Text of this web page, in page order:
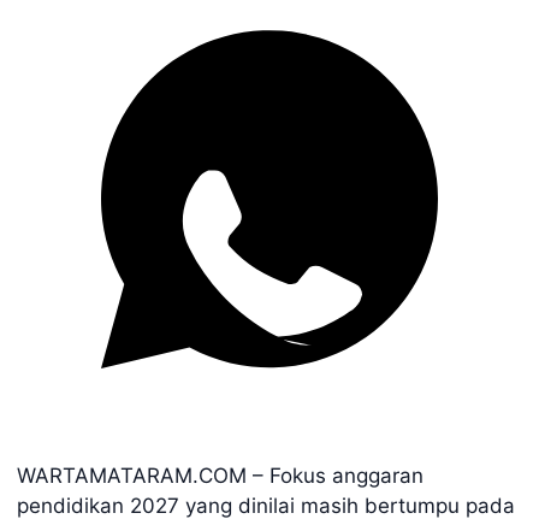
WARTAMATARAM.COM – Fokus anggaran
pendidikan 2027 yang dinilai masih bertumpu pada